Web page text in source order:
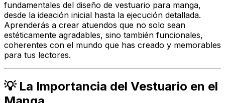
fundamentales del diseño de vestuario para manga,
desde la ideación inicial hasta la ejecución detallada.
Aprenderás a crear atuendos que no solo sean
estéticamente agradables, sino también funcionales,
coherentes con el mundo que has creado y memorables
para tus lectores.
💡 La Importancia del Vestuario en el